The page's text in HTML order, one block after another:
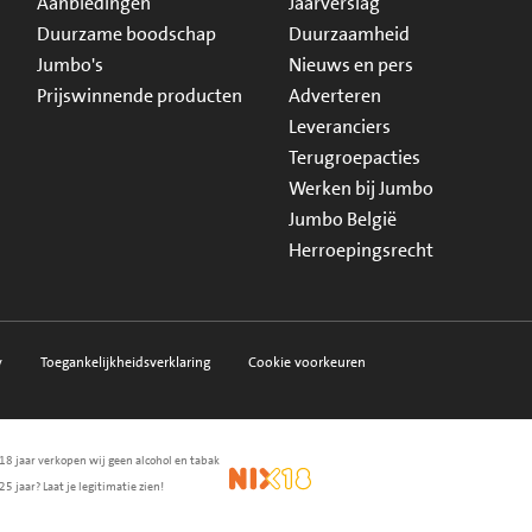
Duurzame boodschap
Jumbo's
Prijswinnende producten
Duurzaamheid
Nieuws en pers
Adverteren
Leveranciers
Terugroepacties
Werken bij Jumbo
Jumbo België
Herroepingsrecht
Toegankelijkheidsverklaring Cookie voorkeuren
jaar verkopen wij geen alcohol en tabak
jaar? Laat je legitimatie zien!
NIX18